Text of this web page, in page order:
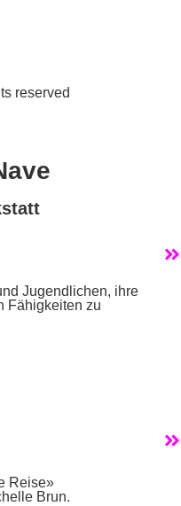
reserved
Jugendlichen, ihre
Fähigkeiten zu
Reise»
Brun.